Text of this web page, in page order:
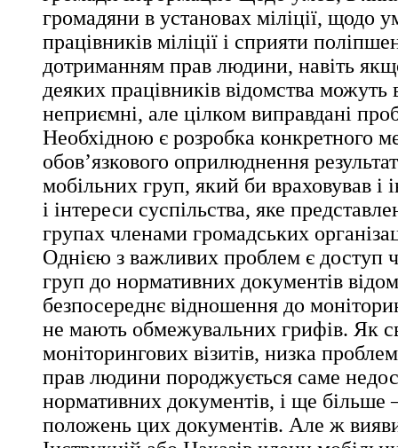
громадяни в установах міліції, щодо
працівників міліції і сприяти
дотриманням прав людини, навіть
деяких працівників відомства
неприємні, але цілком виправдані
Необхідною є розробка конкретного
обов’язкового оприлюднення
мобільних груп, який би враховував і
і інтереси суспільства, яке
групах членами громадських
Однією з важливих проблем є доступ
груп до нормативних документів
безпосереднє відношення до
не мають обмежувальних грифів. Як
моніторингових візитів, низка
прав людини породжується саме
нормативних документів, і ще більше
положень цих документів. Але ж